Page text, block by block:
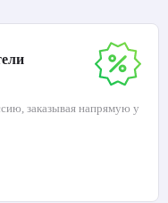
заказывая напрямую у